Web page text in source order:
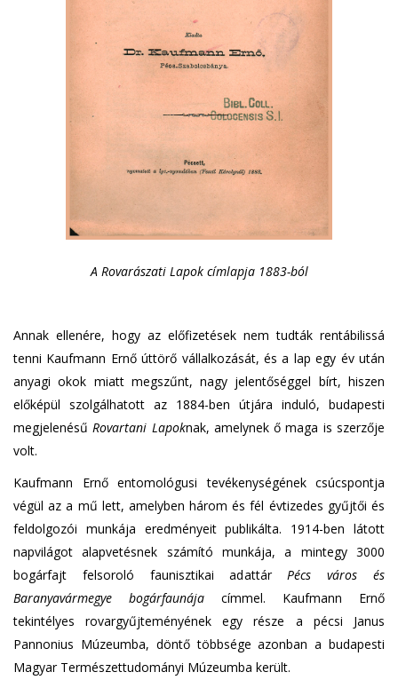
A Rovarászati Lapok címlapja 1883-ból
Annak ellenére, hogy az előfizetések nem tudták rentábilissá
tenni Kaufmann Ernő úttörő vállalkozását, és a lap egy év után
anyagi okok miatt megszűnt, nagy jelentőséggel bírt, hiszen
előképül szolgálhatott az 1884-ben útjára induló, budapesti
megjelenésű Rovartani Lapoknak, amelynek ő maga is szerzője
volt.
Kaufmann Ernő entomológusi tevékenységének csúcspontja
végül az a mű lett, amelyben három és fél évtizedes gyűjtői és
feldolgozói munkája eredményeit publikálta. 1914-ben látott
napvilágot alapvetésnek számító munkája, a mintegy 3000
bogárfajt felsoroló faunisztikai adattár Pécs város és
Baranyavármegye bogárfaunája címmel. Kaufmann Ernő
tekintélyes rovargyűjteményének egy része a pécsi Janus
Pannonius Múzeumba, döntő többsége azonban a budapesti
Magyar Természettudományi Múzeumba került.